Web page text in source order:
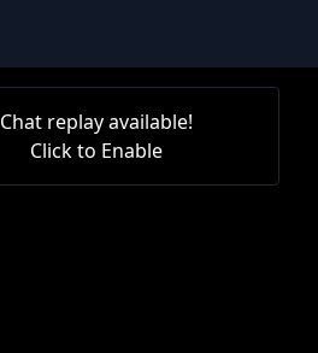
Chat replay available!
Click to Enable